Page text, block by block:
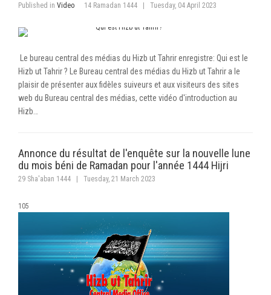
Published in Video 14 Ramadan 1444 Tuesday, 04 April 2023
Le bureau central des médias du Hizb ut Tahrir enregistre: Qui est le
Hizb ut Tahrir ? Le Bureau central des médias du Hizb ut Tahrir a le
plaisir de présenter aux fidèles suiveurs et aux visiteurs des sites
web du Bureau central des médias, cette vidéo d'introduction au
Hizb…
Annonce du résultat de l'enquête sur la nouvelle lune
du mois béni de Ramadan pour l'année 1444 Hijri
29 Sha'aban 1444 Tuesday, 21 March 2023
105